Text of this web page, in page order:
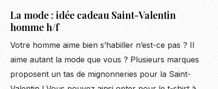
La mode : idée cadeau Saint-Valentin
homme h/f
Votre homme aime bien s’habiller n’est-ce pas ? Il
aime autant la mode que vous ? Plusieurs marques
proposent un tas de mignonneries pour la Saint-